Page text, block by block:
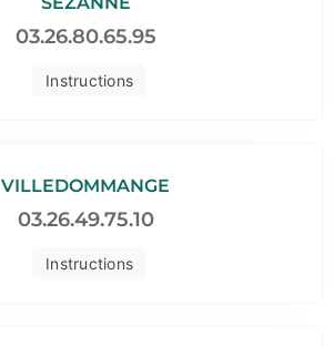
Instructions
03.26.80.65.95
Instructions
VILLEDOMMANGE
03.26.49.75.10